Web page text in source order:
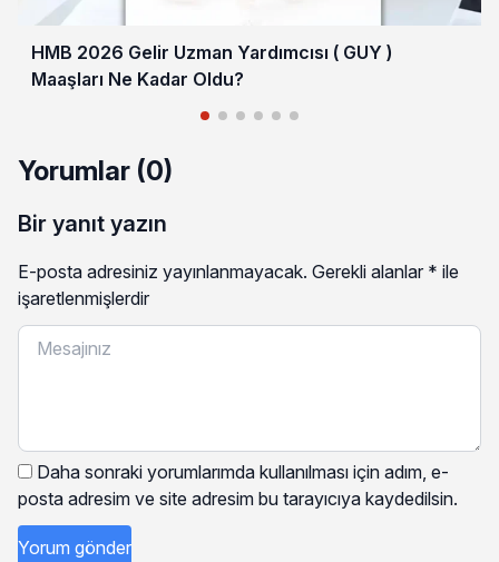
HMB 2026 Gelir Uzman Yardımcısı ( GUY )
Maaşları Ne Kadar Oldu?
Yorumlar (0)
Bir yanıt yazın
E-posta adresiniz yayınlanmayacak. Gerekli alanlar * ile
işaretlenmişlerdir
Daha sonraki yorumlarımda kullanılması için adım, e-
posta adresim ve site adresim bu tarayıcıya kaydedilsin.